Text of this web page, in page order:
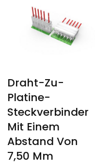
Draht-Zu-
Platine-
Steckverbinder
Mit Einem
Abstand Von
7,50 Mm